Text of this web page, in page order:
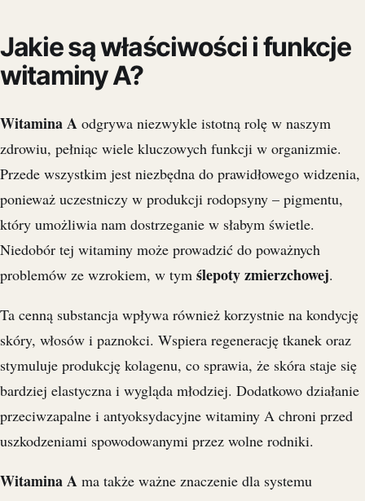
Jakie są właściwości i funkcje
witaminy A?
Witamina A odgrywa niezwykle istotną rolę w naszym
zdrowiu, pełniąc wiele kluczowych funkcji w organizmie.
Przede wszystkim jest niezbędna do prawidłowego widzenia,
ponieważ uczestniczy w produkcji rodopsyny – pigmentu,
który umożliwia nam dostrzeganie w słabym świetle.
Niedobór tej witaminy może prowadzić do poważnych
problemów ze wzrokiem, w tym ślepoty zmierzchowej.
Ta cenną substancja wpływa również korzystnie na kondycję
skóry, włosów i paznokci. Wspiera regenerację tkanek oraz
stymuluje produkcję kolagenu, co sprawia, że skóra staje się
bardziej elastyczna i wygląda młodziej. Dodatkowo działanie
przeciwzapalne i antyoksydacyjne witaminy A chroni przed
uszkodzeniami spowodowanymi przez wolne rodniki.
Witamina A ma także ważne znaczenie dla systemu